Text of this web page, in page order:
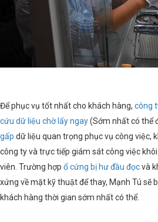
Để phục vụ tốt nhất cho khách hàng, công
cứu dữ liệu chờ lấy ngay(Sớm nhất có thể
gấp dữ liệu quan trọng phục vụ công việc,
công ty và trực tiếp giám sát công việc
viên. Trường hợp ổ cứng bị hư đầu đọcvà
xứng về mặt kỹ thuật để thay, Mạnh Tú sẽ
khách hàng thời gian sớm nhất có thể.